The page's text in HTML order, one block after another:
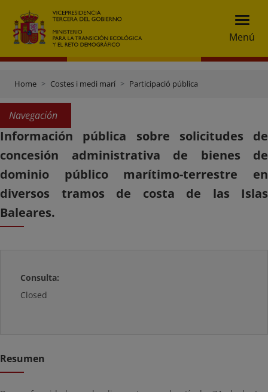
Menú
Home Costes i medi marí Participació pública
Navegación
Información pública sobre solicitudes de
concesión administrativa de bienes de
dominio público marítimo-terrestre en
diversos tramos de costa de las Islas
Baleares.
Consulta:
Closed
Resumen